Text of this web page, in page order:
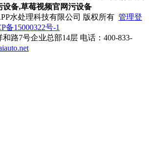
备,草莓视频官网污设备
水处理科技有限公司 版权所有 管理登
备15000322号-1
路7号企业总部14层 电话：400-833-